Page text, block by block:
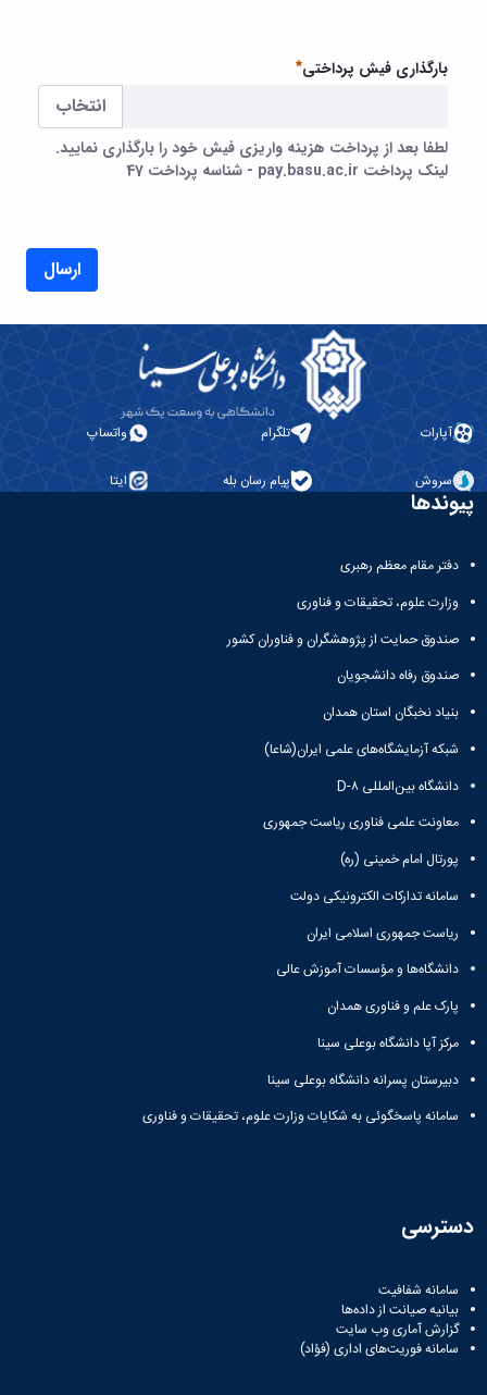
بارگذاری فیش پرداختی
انتخاب
لطفا بعد از پرداخت هزینه واریزی فیش خود را بارگذاری نمایید.
لینک پرداخت pay.basu.ac.ir - شناسه پرداخت 47
ارسال
آپارات تلگرام واتساپ
سروش پیام رسان بله ایتا
پیوندها
دفتر مقام معظم رهبری
وزارت علوم، تحقیقات و فناوری
صندوق حمایت از پژوهشگران و فناوران کشور
صندوق رفاه دانشجویان
بنیاد نخبگان استان همدان
شبکه آزمایشگاه‌های علمی ایران(شاعا)
دانشگاه بین‌المللی D-۸
معاونت علمی فناوری ریاست جمهوری
پورتال امام خمینی (ره)
سامانه تدارکات الکترونیکی دولت
ریاست جمهوری اسلامی ایران
دانشگاه‌ها و مؤسسات آموزش عالی
پارک علم و فناوری همدان
مرکز آپا دانشگاه بوعلی سینا
دبیرستان پسرانه دانشگاه بوعلی سینا
سامانه پاسخگوئی به شکایات وزارت علوم، تحقیقات و فناوری
دسترسی
سامانه شفافیت
بیانیه صیانت از داده‌ها
گزارش آماری وب‌ سایت
سامانه فوریت‌های اداری (فؤاد)